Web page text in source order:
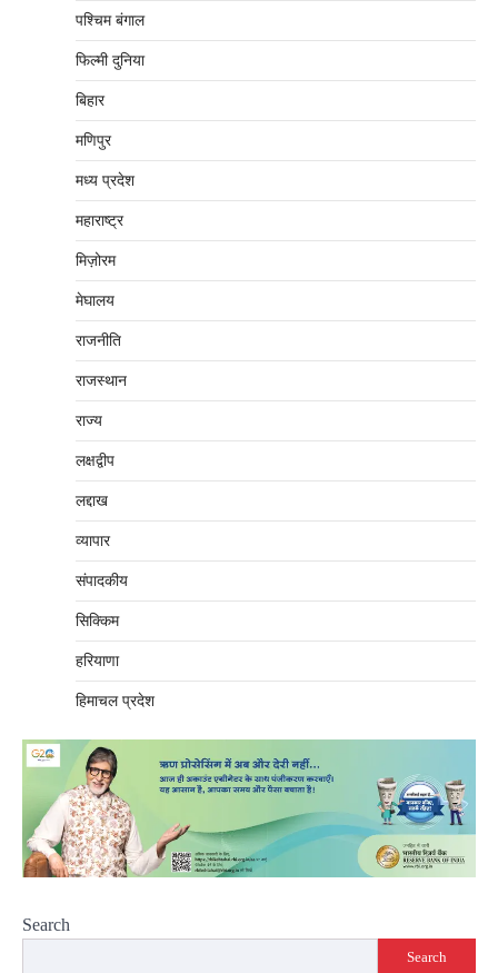
पश्चिम बंगाल
फिल्मी दुनिया
बिहार
मणिपुर
मध्‍य प्रदेश
महाराष्‍ट्र
मिज़ोरम
मेघालय
राजनीति
राजस्थान
राज्य
लक्षद्वीप
लद्दाख
व्यापार
संपादकीय
सिक्किम
हरियाणा
हिमाचल प्रदेश
Search
Search